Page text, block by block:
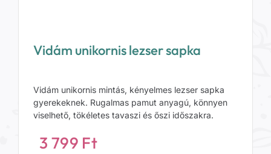
Vidám unikornis lezser sapka
Vidám unikornis mintás, kényelmes lezser sapka
gyerekeknek. Rugalmas pamut anyagú, könnyen
viselhető, tökéletes tavaszi és őszi időszakra.
3 799 Ft